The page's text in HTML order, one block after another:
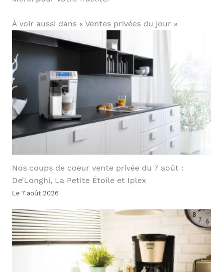
À voir aussi dans « Ventes privées du jour »
Nos coups de coeur vente privée du 7 août :
De’Longhi, La Petite Étoile et Iplex
Le 7 août 2026